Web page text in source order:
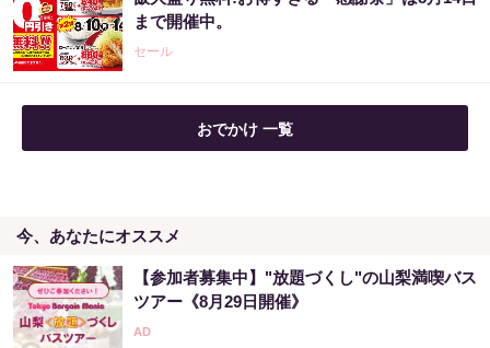
PR（渋谷法務総合事務所）
まで開催中。
セール
おでかけ 一覧
今、あなたにオススメ
【参加者募集中】"放題づくし"の山梨満喫バス
ツアー《8月29日開催》